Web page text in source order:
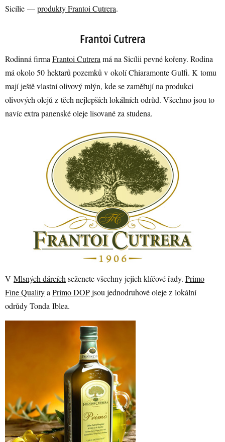
Sicílie —produkty Frantoi Cutrera.
Rodinná firma Frantoi Cutrera má na Sicílii pevné kořeny. Rodina
má okolo 50 hektarů pozemků v okolí Chiaramonte Gulfi. K tomu
mají ještě vlastní olivový mlýn, kde se zaměřují na produkci
olivových olejů z těch nejlepších lokálních odrůd. Všechno jsou to
navíc extra panenské oleje lisované za studena.
V Mlsných dárcích seženete všechny jejich klíčové řady. Primo
Fine Qualitya Primo DOPjsou jednodruhové oleje z lokální
odrůdy Tonda Iblea.